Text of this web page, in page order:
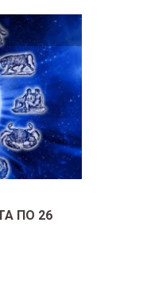
ПО 26